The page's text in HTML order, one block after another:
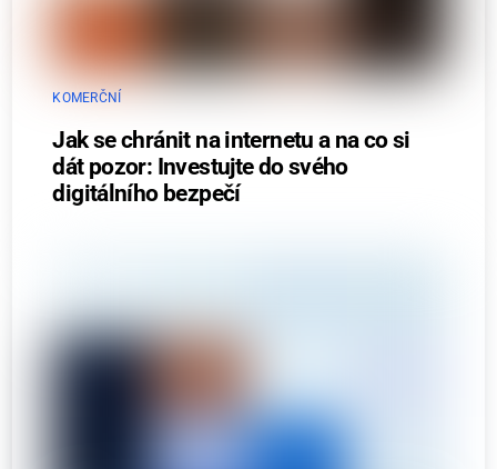
KOMERČNÍ
Jak se chránit na internetu a na co si
dát pozor: Investujte do svého
digitálního bezpečí